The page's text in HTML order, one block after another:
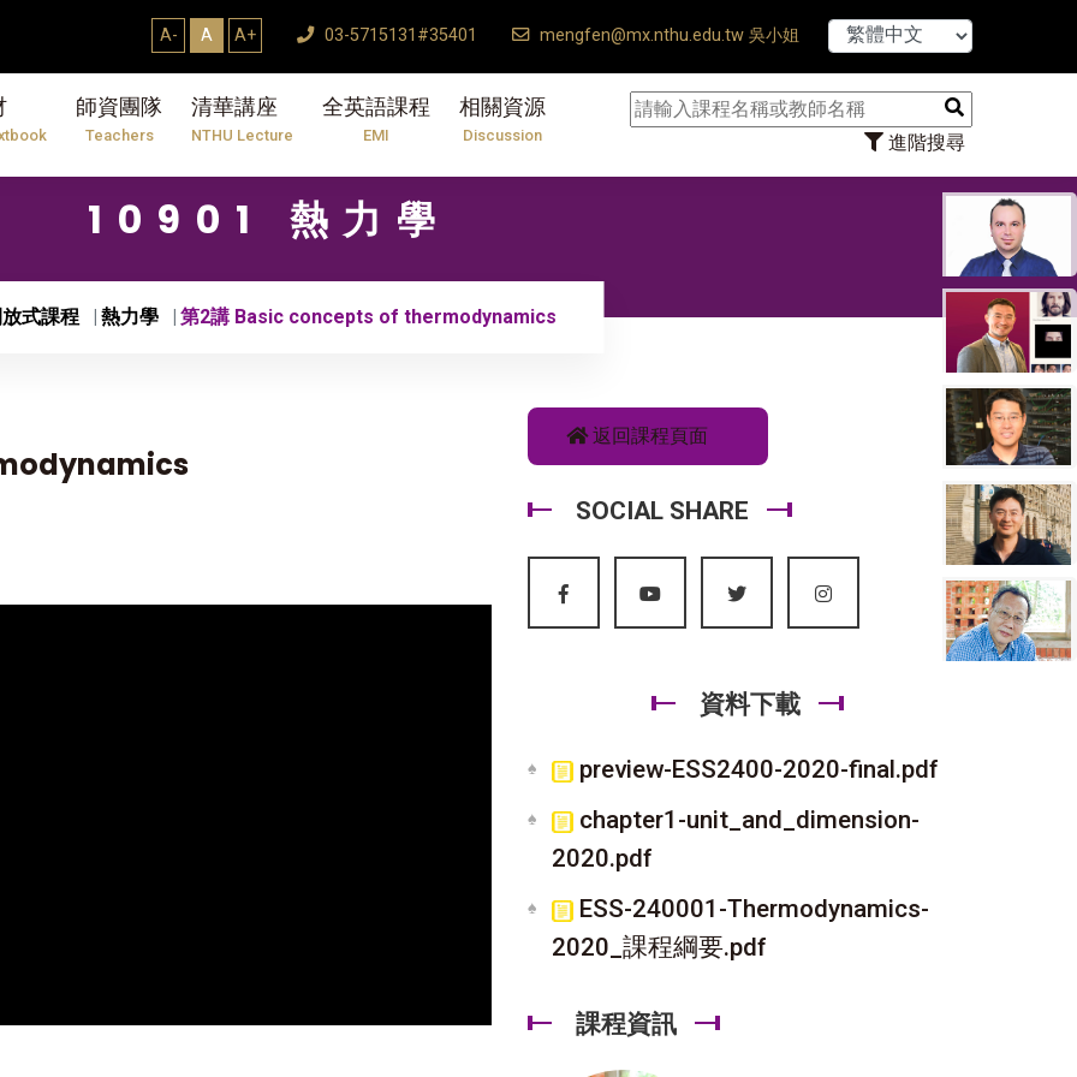
A- A A+ 03-5715131#35401 mengfen@mx.nthu.edu.tw 吳小姐
師資團隊
Teachers
清華講座
NTHU Lecture
全英語課程
EMI
相關資源
Discussion 進階搜尋
7/31】114學年度第2學期研究生論文口試結束Thesis Defense
10901 熱力學
式課程 熱力學 第2講 Basic concepts of thermodynamics
返回課程頁面
SOCIAL SHARE
資料下載
preview-ESS2400-2020-final.pdf
chapter1-unit_and_dimension-
2020.pdf
ESS-240001-Thermodynamics-
2020_課程綱要.pdf
課程資訊